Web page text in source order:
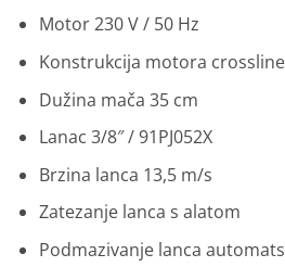
Motor 230 V / 50 Hz
Konstrukcija motora crossline
Dužina mača 35 cm
Lanac 3/8″ / 91PJ052X
Brzina lanca 13,5 m/s
Zatezanje lanca s alatom
Podmazivanje lanca